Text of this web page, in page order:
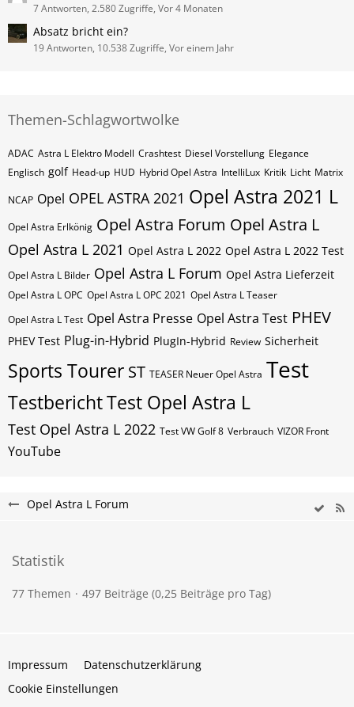
7 Antworten, 2.580 Zugriffe, Vor 4 Monaten
Absatz bricht ein?
19 Antworten, 10.538 Zugriffe, Vor einem Jahr
Themen-Schlagwortwolke
ADAC Astra L Elektro Modell Crashtest Diesel Vorstellung Elegance
Englisch golf Head-up HUD Hybrid Opel Astra IntelliLux Kritik Licht Matrix
NCAP Opel OPEL ASTRA 2021 Opel Astra 2021 L
Opel Astra Erlkönig Opel Astra Forum Opel Astra L
Opel Astra L 2021 Opel Astra L 2022 Opel Astra L 2022 Test
Opel Astra L Bilder Opel Astra L Forum Opel Astra Lieferzeit
Opel Astra L OPC Opel Astra L OPC 2021 Opel Astra L Teaser
Opel Astra L Test Opel Astra Presse Opel Astra Test PHEV
PHEV Test Plug-in-Hybrid PlugIn-Hybrid Review Sicherheit
Sports Tourer ST TEASER Neuer Opel Astra Test
TestberichtTest Opel Astra L
Test Opel Astra L 2022 Test VW Golf 8 Verbrauch VIZOR Front
YouTube
Opel Astra L Forum
Statistik
77 Themen 497 Beiträge (0,25 Beiträge pro Tag)
Impressum
Datenschutzerklärung
Cookie Einstellungen